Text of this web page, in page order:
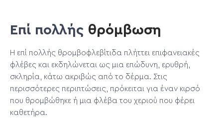
Επί πολλής θρόμβωση
Η επί πολλής θρομβοφλεβίτιδα πλήττει επιφανειακές
φλέβες και εκδηλώνεται ως μια επώδυνη, ερυθρή,
σκληρία, κάτω ακριβώς από το δέρμα. Στις
περισσότερες περιπτώσεις, πρόκειται για έναν κιρσό
που θρομβώθηκε ή μια φλέβα του χεριού που φέρει
καθετήρα.